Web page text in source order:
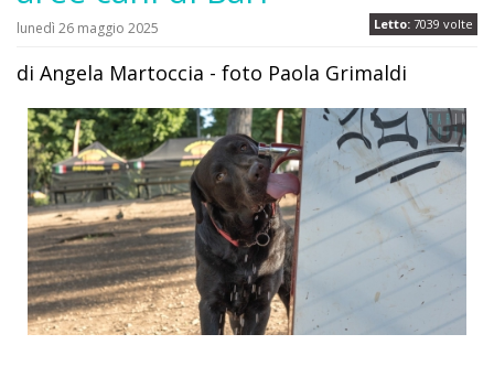
Letto: 7039 volte
lunedì 26 maggio 2025
di Angela Martoccia - foto Paola Grimaldi